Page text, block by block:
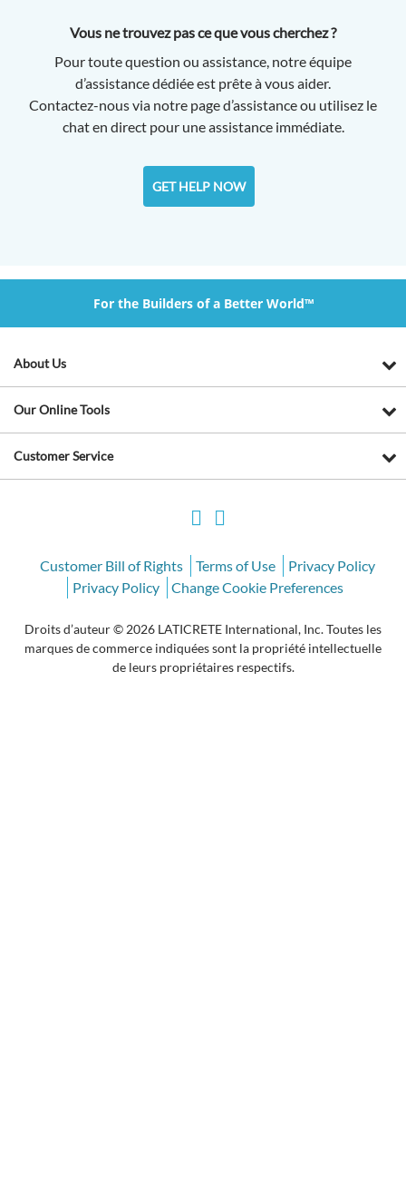
Vous ne trouvez pas ce que vous cherchez ?
Pour toute question ou assistance, notre équipe
d’assistance dédiée est prête à vous aider.
Contactez-nous via notre page d’assistance ou utilisez le
chat en direct pour une assistance immédiate.
GET HELP NOW
For the Builders of a Better World™
About Us
Our Online Tools
Customer Service
Customer Bill of Rights Terms of Use
Privacy Policy
Privacy Policy
Change Cookie Preferences
Droits d’auteur © 2026 LATICRETE International, Inc. Toutes les
marques de commerce indiquées sont la propriété intellectuelle
de leurs propriétaires respectifs.